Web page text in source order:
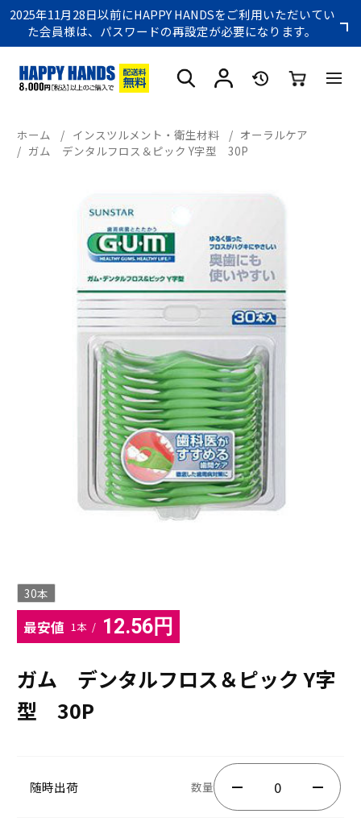
2025年11月28日以前にHAPPY HANDSをご利用いただいてい
た会員様は、パスワードの再設定が必要になります。
ホーム / インスツルメント・衛生材料 / オーラルケア
/ ガム デンタルフロス＆ピック Y字型 30P
30本
最安値 1本 / 12.56円
ガム デンタルフロス＆ピック Y字
型 30P
随時出荷 数量